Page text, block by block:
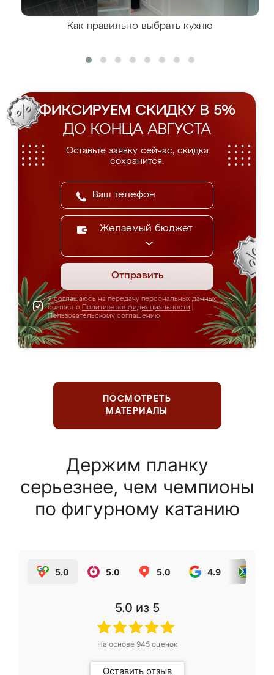
Как правильно выбрать кухню
ФИКСИРУЕМ СКИДКУ В 5%
ДО КОНЦА АВГУСТА
Оставьте заявку сейчас, скидка
сохранится.
Желаемый бюджет
Отправить
Я соглашаюсь на передачу персональных данных
согласно Политике конфиденциальности
Пользовательскому соглашению
ПОСМОТРЕТЬ
МАТЕРИАЛЫ
Держим планку
серьезнее, чем чемпионы
по фигурному катанию
5.0 5.0 5.0 4.9
5.0 из 5
На основе 945оценок
Оставить отзыв